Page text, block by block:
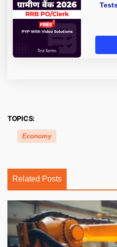
TOPICS:
Economy
Related Posts